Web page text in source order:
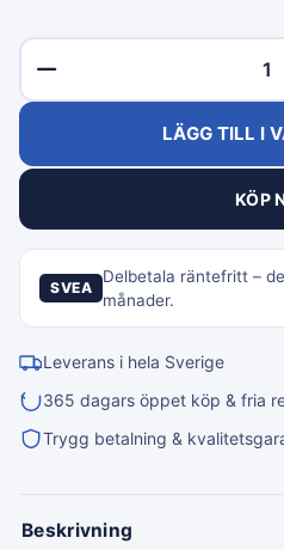
LÄGG TILL I
KÖP
SVEA
Delbetala räntefritt –
månader.
Leverans i hela Sverige
365 dagars öppet köp & fria
Trygg betalning &
Beskrivning